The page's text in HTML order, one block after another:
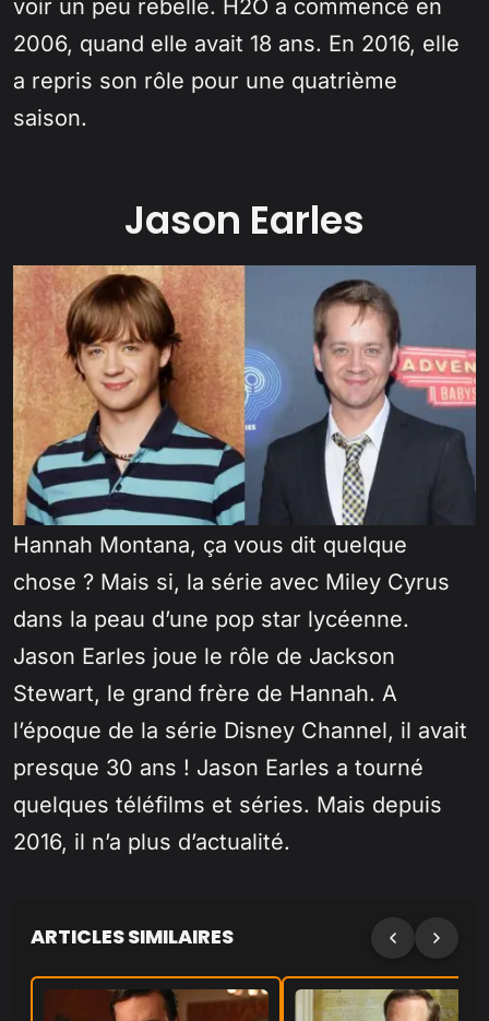
voir un peu rebelle. H2O a commencé en
2006, quand elle avait 18 ans. En 2016, elle
a repris son rôle pour une quatrième
saison.
Jason Earles
Hannah Montana, ça vous dit quelque
chose ? Mais si, la série avec Miley Cyrus
dans la peau d’une pop star lycéenne.
Jason Earles joue le rôle de Jackson
Stewart, le grand frère de Hannah. A
l’époque de la série Disney Channel, il avait
presque 30 ans ! Jason Earles a tourné
quelques téléfilms et séries. Mais depuis
2016, il n’a plus d’actualité.
ARTICLES SIMILAIRES